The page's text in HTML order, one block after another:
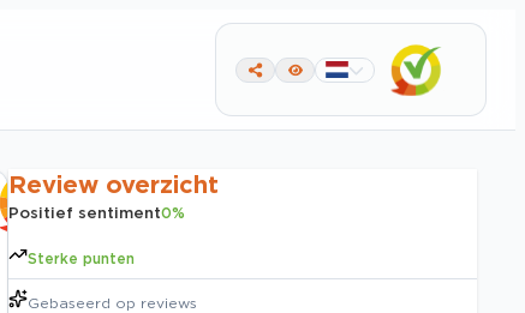
Review overzicht
Positief sentiment0%
Sterke punten
Gebaseerd op reviews